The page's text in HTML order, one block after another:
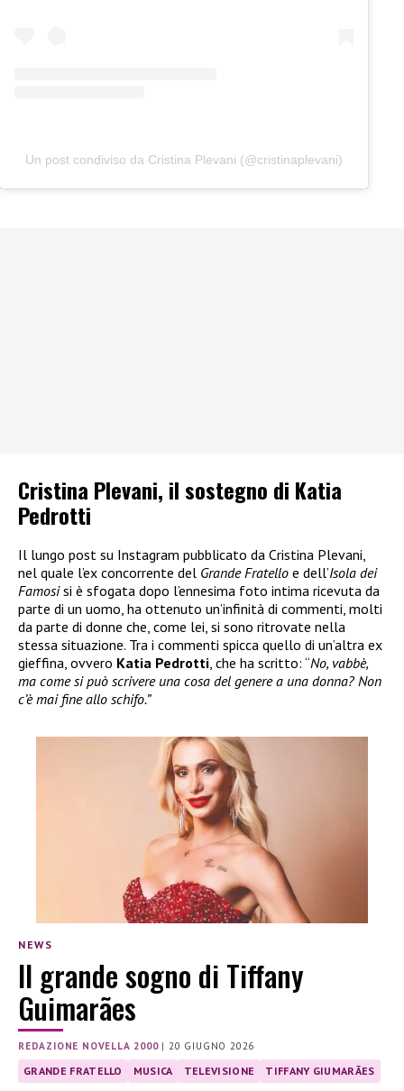
Un post condiviso da Cristina Plevani (@cristinaplevani)
Cristina Plevani, il sostegno di Katia
Pedrotti
Il lungo post su Instagram pubblicato da Cristina Plevani,
nel quale l’ex concorrente del Grande Fratello e dell’Isola dei
Famosisi è sfogata dopo l’ennesima foto intima ricevuta da
parte di un uomo, ha ottenuto un’infinità di commenti, molti
da parte di donne che, come lei, si sono ritrovate nella
stessa situazione. Tra i commenti spicca quello di un’altra ex
gieffina, ovvero Katia Pedrotti, che ha scritto: “No, vabbè,
ma come si può scrivere una cosa del genere a una donna? Non
c’è mai fine allo schifo.”
NEWS
Il grande sogno di Tiffany
Guimarães
REDAZIONE NOVELLA 2000|20 GIUGNO 2026
GRANDE FRATELLO MUSICA TELEVISIONE TIFFANY GIUMARÃES